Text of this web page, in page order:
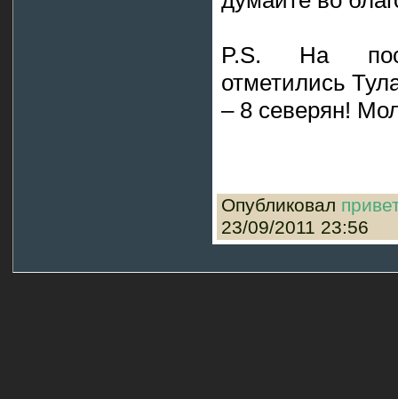
P.S. На
отметились
– 8 северян!
Опубликовал
23/09/2011 23:56